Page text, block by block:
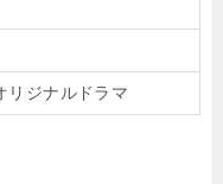
リジナルドラマ